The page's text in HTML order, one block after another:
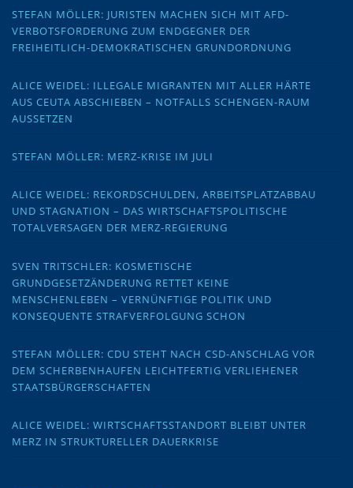
STEFAN MÖLLER: JURISTEN MACHEN SICH MIT AFD-
VERBOTSFORDERUNG ZUM ENDGEGNER DER
FREIHEITLICH-DEMOKRATISCHEN GRUNDORDNUNG
ALICE WEIDEL: ILLEGALE MIGRANTEN MIT ALLER HÄRTE
AUS CEUTA ABSCHIEBEN – NOTFALLS SCHENGEN-RAUM
AUSSETZEN
STEFAN MÖLLER: MERZ-KRISE IM JULI
ALICE WEIDEL: REKORDSCHULDEN, ARBEITSPLATZABBAU
UND STAGNATION – DAS WIRTSCHAFTSPOLITISCHE
TOTALVERSAGEN DER MERZ-REGIERUNG
SVEN TRITSCHLER: KOSMETISCHE
GRUNDGESETZÄNDERUNG RETTET KEINE
MENSCHENLEBEN – VERNÜNFTIGE POLITIK UND
KONSEQUENTE STRAFVERFOLGUNG SCHON
STEFAN MÖLLER: CDU STEHT NACH CSD-ANSCHLAG VOR
DEM SCHERBENHAUFEN LEICHTFERTIG VERLIEHENER
STAATSBÜRGERSCHAFTEN
ALICE WEIDEL: WIRTSCHAFTSSTANDORT BLEIBT UNTER
MERZ IN STRUKTURELLER DAUERKRISE